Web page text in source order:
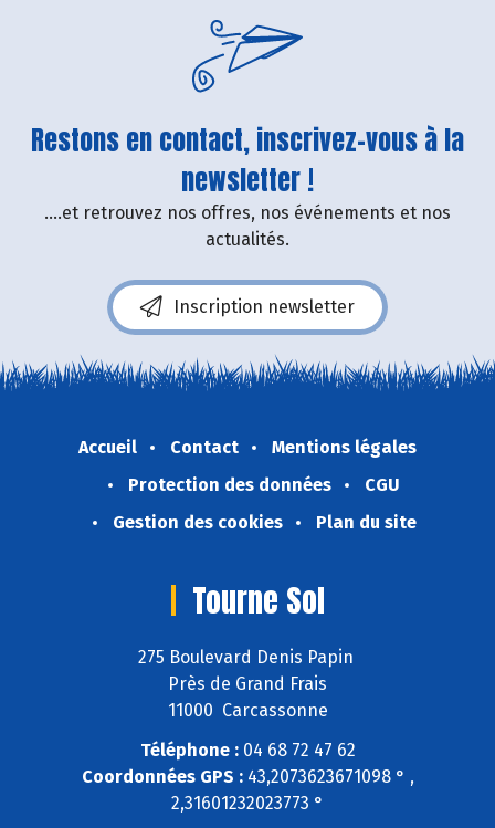
Restons en contact, inscrivez-vous à la
newsletter !
....et retrouvez nos offres, nos événements et nos
actualités.
Inscription newsletter
Accueil Contact
Mentions légales
Protection des données
CGU
Gestion des cookies
Plan du site
Tourne Sol
275 Boulevard Denis Papin
Près de Grand Frais
11000 Carcassonne
Téléphone :04 68 72 47 62
Coordonnées GPS :43,2073623671098 ° ,
2,31601232023773 °